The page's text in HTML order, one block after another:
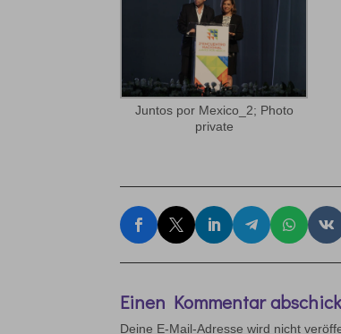
Juntos por Mexico_2; Photo
private
Einen Kommentar
Deine E-Mail-Adresse wird nicht